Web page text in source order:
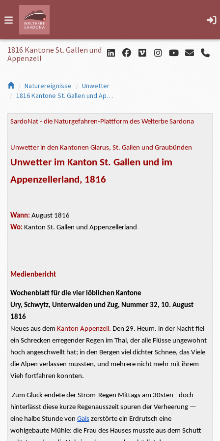
1816 Kantone St. Gallen und
Appenzell
Naturereignisse
Unwetter
1816 Kantone St. Gallen und Appenzell
SardoNat - die Naturgefahren-Plattform des Welterbe Sardona
Unwetter in den Kantonen Glarus, St. Gallen und Graubünden
Unwetter im Kanton St. Gallen und im
Appenzellerland, 1816
Wann: August 1816
Wo: Kanton St. Gallen und Appenzellerland
Medienbericht
Wochenblatt für die vier löblichen Kantone
Ury, Schwytz, Unterwalden und Zug, Nummer 32, 10. August
1816
Neues aus dem Kanton Appenzell. Den 29. Heum. in der Nacht fiel
ein Schrecken erregender Regen im Thal, der alle Flüsse ungewohnt
hoch angeschwellt hat; in den Bergen viel dichter Schnee, das Viele
die Alpen verlassen mussten, und mehrere nicht mehr mit ihrem
Vieh fortfahren konnten.
Zum Glück endete der Strom-Regen Mittags am 30sten - doch
hinterlässt diese kurze Regenausszeit spuren der Verheerung —
eine halbe Stunde von Gais zerstörte ein Erdrutsch eine
wohlgebaute Mühle: die Frau des Hauses musste aus dem Schutt